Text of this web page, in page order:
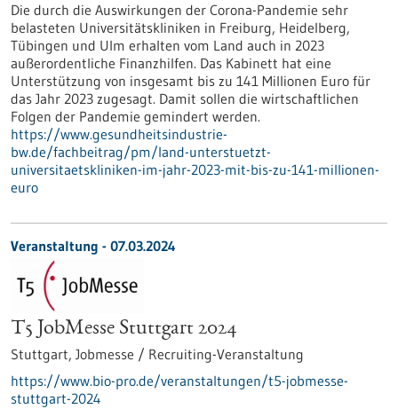
Die durch die Auswirkungen der Corona-Pandemie sehr
belasteten Universitätskliniken in Freiburg, Heidelberg,
Tübingen und Ulm erhalten vom Land auch in 2023
außerordentliche Finanzhilfen. Das Kabinett hat eine
Unterstützung von insgesamt bis zu 141 Millionen Euro für
das Jahr 2023 zugesagt. Damit sollen die wirtschaftlichen
Folgen der Pandemie gemindert werden.
https://www.gesundheitsindustrie-
bw.de/fachbeitrag/pm/land-unterstuetzt-
universitaetskliniken-im-jahr-2023-mit-bis-zu-141-millionen-
euro
Veranstaltung - 07.03.2024
T5 JobMesse Stuttgart 2024
Stuttgart, Jobmesse / Recruiting-Veranstaltung
https://www.bio-pro.de/veranstaltungen/t5-jobmesse-
stuttgart-2024